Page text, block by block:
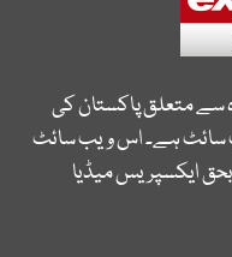
سے متعلق پاکستان کی
سائٹ ہے۔ اس ویب سائٹ
ایکسپریس میڈیا